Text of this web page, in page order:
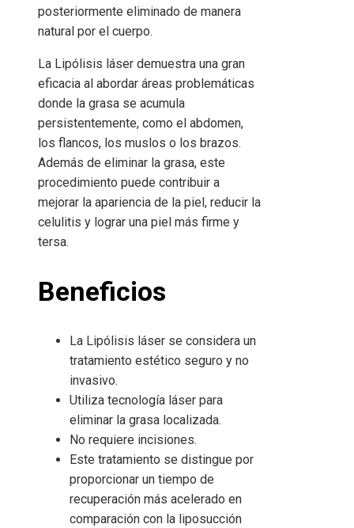
posteriormente eliminado de manera
natural por el cuerpo.
La Lipólisis láser demuestra una gran
eficacia al abordar áreas problemáticas
donde la grasa se acumula
persistentemente, como el abdomen,
los flancos, los muslos o los brazos.
Además de eliminar la grasa, este
procedimiento puede contribuir a
mejorar la apariencia de la piel, reducir la
celulitis y lograr una piel más firme y
tersa.
Beneficios
La Lipólisis láser se considera un
tratamiento estético seguro y no
invasivo.
Utiliza tecnología láser para
eliminar la grasa localizada.
No requiere incisiones.
Este tratamiento se distingue por
proporcionar un tiempo de
recuperación más acelerado en
comparación con la liposucción